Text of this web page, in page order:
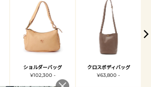
ショルダーバッグ
¥102,300 -
クロスボディバッグ
¥63,800 -